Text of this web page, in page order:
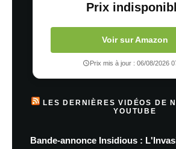
Prix
Voir sur Amazon
Prix mis à jour : 06/08/2026
LES DERNIÈRES VIDÉOS DE
YOUTUBE
Bande-annonce Insidious :